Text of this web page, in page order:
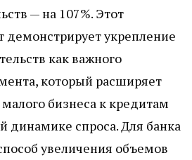
— на 107%. Этот
демонстрирует укрепление
как важного
который расширяет
бизнеса к кредитам
динамике спроса. Для банка
увеличения объемов